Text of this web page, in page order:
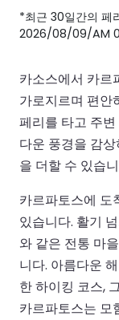
*최근 30일간의 페
2026/08/09/AM
카소스에서 카르
가로지르며 편안
페리를 타고 주
다운 풍경을 감
을 더할 수 있습
카르파토스에 도
있습니다. 활기
와 같은 전통 마
니다. 아름다운
한 하이킹 코스,
카르파토스는 모